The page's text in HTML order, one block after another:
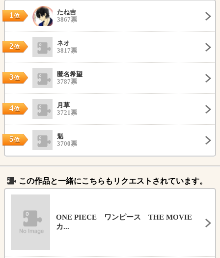
1位
たね吉
3867票
2位
ネオ
3817票
3位
匿名希望
3787票
4位
月草
3721票
5位
魁
3700票
この作品と一緒にこちらもリクエストされています。
ONE PIECE ワンピース THE MOVIE
カ...